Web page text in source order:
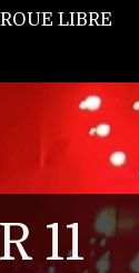
LIBRE
11